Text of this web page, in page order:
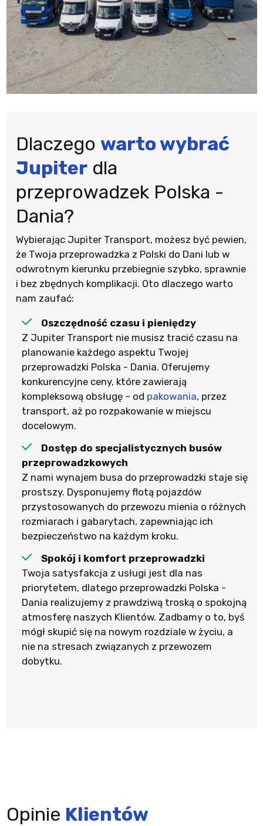
Dlaczego warto wybrać
Jupiterdla
przeprowadzek Polska -
Dania?
Wybierając Jupiter Transport, możesz być pewien,
że Twoja przeprowadzka z Polski do Dani lub w
odwrotnym kierunku przebiegnie szybko, sprawnie
i bez zbędnych komplikacji. Oto dlaczego warto
nam zaufać:
Oszczędność czasu i pieniędzy
Z Jupiter Transport nie musisz tracić czasu na
planowanie każdego aspektu Twojej
przeprowadzki Polska - Dania. Oferujemy
konkurencyjne ceny, które zawierają
kompleksową obsługę – od pakowania, przez
transport, aż po rozpakowanie w miejscu
docelowym.
Dostęp do specjalistycznych busów
przeprowadzkowych
Z nami wynajem busa do przeprowadzki staje się
prostszy. Dysponujemy flotą pojazdów
przystosowanych do przewozu mienia o różnych
rozmiarach i gabarytach, zapewniając ich
bezpieczeństwo na każdym kroku.
Spokój i komfort przeprowadzki
Twoja satysfakcja z usługi jest dla nas
priorytetem, dlatego przeprowadzki Polska -
Dania realizujemy z prawdziwą troską o spokojną
atmosferę naszych Klientów. Zadbamy o to, byś
mógł skupić się na nowym rozdziale w życiu, a
nie na stresach związanych z przewozem
dobytku.
Opinie Klientów